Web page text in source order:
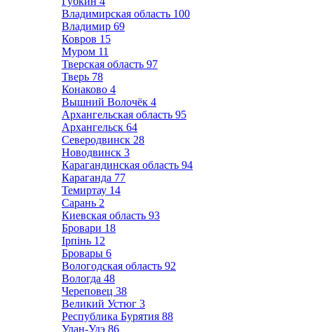
Владимирская область 100
Владимир 69
Ковров 15
Муром 11
Тверская область 97
Тверь 78
Конаково 4
Вышний Волочёк 4
Архангельская область 95
Архангельск 64
Северодвинск 28
Новодвинск 3
Карагандинская область 94
Караганда 77
Темиртау 14
Сарань 2
Киевская область 93
Бровари 18
Ірпінь 12
Бровары 6
Вологодская область 92
Вологда 48
Череповец 38
Великий Устюг 3
Республика Бурятия 88
Улан-Удэ 86